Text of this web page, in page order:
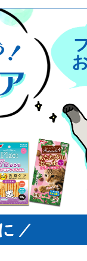
キャリーバ
服・ウェア
おもちゃ
首輪・ハー
デンタルおもちゃ
ネコポス対象商